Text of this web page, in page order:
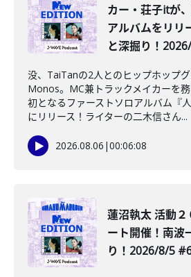
カー・荘子itが
アルバムをリリ
と深掘り！
没、TaiTanの2人とのヒップホップ
Monos。MC兼トラックメイカーを
初となるファーストソロアルバム『
にリリース！ライターの二木信さん...
2026.08.06 |00:06:08
蓮沼執太 活動
ート開催！南波
り！2026/8/5